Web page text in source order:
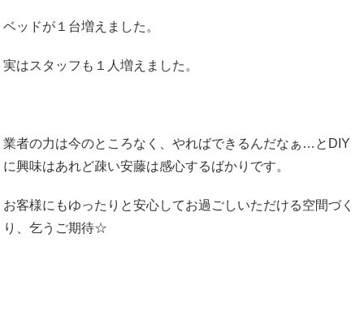
ベッドが１台増えました。
実はスタッフも１人増えました。
業者の力は今のところなく、やればできるんだなぁ…とDIY
に興味はあれど疎い安藤は感心するばかりです。
お客様にもゆったりと安心してお過ごしいただける空間づく
り、乞うご期待☆